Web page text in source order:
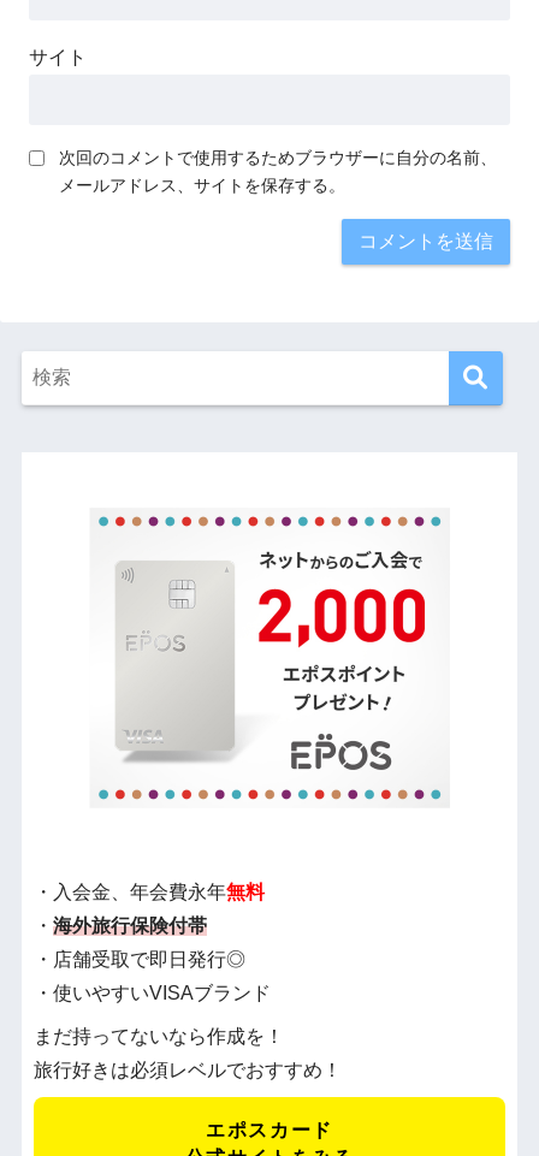
サイト
次回のコメントで使用するためブラウザーに自分の名前、
メールアドレス、サイトを保存する。
・入会金、年会費永年無料
・ 海外旅行保険付帯
・店舗受取で即日発行◎
・使いやすいVISAブランド
まだ持ってないなら作成を！
旅行好きは必須レベルでおすすめ！
エポスカード